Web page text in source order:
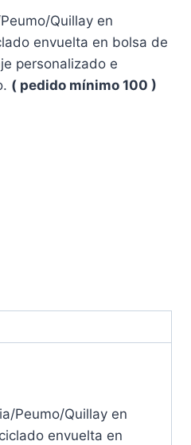
Quillay en
envuelta en bolsa de
personalizado e
( pedido mínimo 100 )
Peumo/Quillay en
envuelta en